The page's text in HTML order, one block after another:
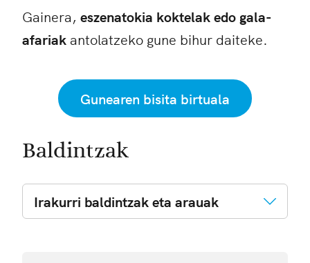
Gainera, eszenatokia koktelak edo gala-
afariak antolatzeko gune bihur daiteke.
Gunearen bisita birtuala
Baldintzak
Irakurri baldintzak eta arauak